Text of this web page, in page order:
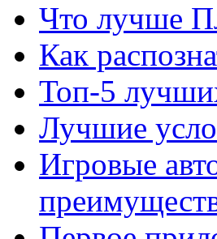
Что лучше
Как
Топ-5
Лучшие
Игровые